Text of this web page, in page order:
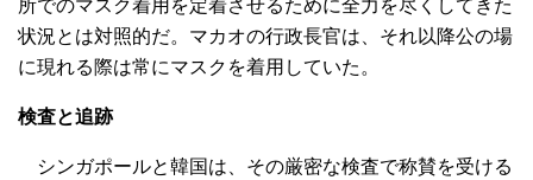
状況とは対照的だ。マカオの行政長官は、それ以降公の場
に現れる際は常にマスクを着用していた。
検査と追跡
シンガポールと韓国は、その厳密な検査で称賛を受ける